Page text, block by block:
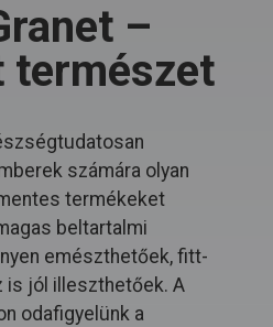
–
természet
számára olyan
termékeket
beltartalmi
emészthetőek, fitt-
is jól illeszthetőek. A
odafigyelünk a